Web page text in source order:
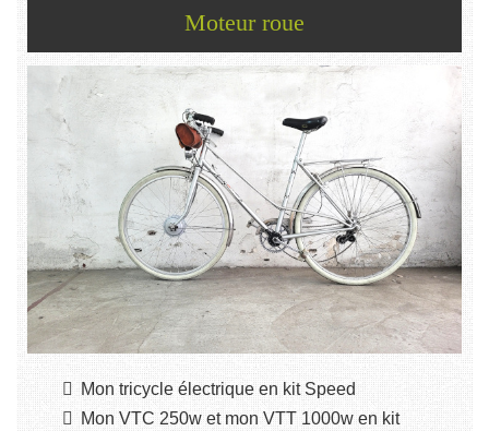
Moteur roue
Mon tricycle électrique en kit Speed
Mon VTC 250w et mon VTT 1000w en kit